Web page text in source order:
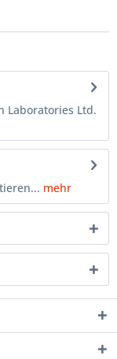
Laboratories Ltd.
mehr